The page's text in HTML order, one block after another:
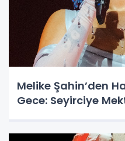
Melike Şahin’den
Gece: Seyirciye